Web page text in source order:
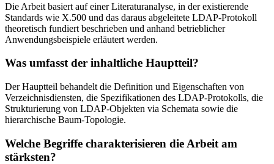
Die Arbeit basiert auf einer Literaturanalyse, in der existierende
Standards wie X.500 und das daraus abgeleitete LDAP-Protokoll
theoretisch fundiert beschrieben und anhand betrieblicher
Anwendungsbeispiele erläutert werden.
Was umfasst der inhaltliche Hauptteil?
Der Hauptteil behandelt die Definition und Eigenschaften von
Verzeichnisdiensten, die Spezifikationen des LDAP-Protokolls, die
Strukturierung von LDAP-Objekten via Schemata sowie die
hierarchische Baum-Topologie.
Welche Begriffe charakterisieren die Arbeit am
stärksten?